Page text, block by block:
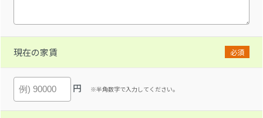
現在の家賃 必須
円 ※半角数字で入力してください。